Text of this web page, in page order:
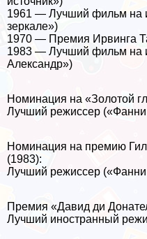
1961 — Лучший фильм на
зеркале»)
1970 — Премия Ирвинга
1983 — Лучший фильм на
Александр»)
Номинация на «Золотой
Лучший режиссер
Номинация на премию
(1983):
Лучший режиссер
Премия «Давид ди
Лучший иностранный